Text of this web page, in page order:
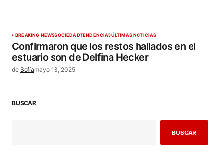
BREAKING NEWSSOCIEDADTENDENCIASÚLTIMAS NOTICIAS
Confirmaron que los restos hallados en el
estuario son de Delfina Hecker
de Sofíamayo 13, 2025
BUSCAR
BUSCAR